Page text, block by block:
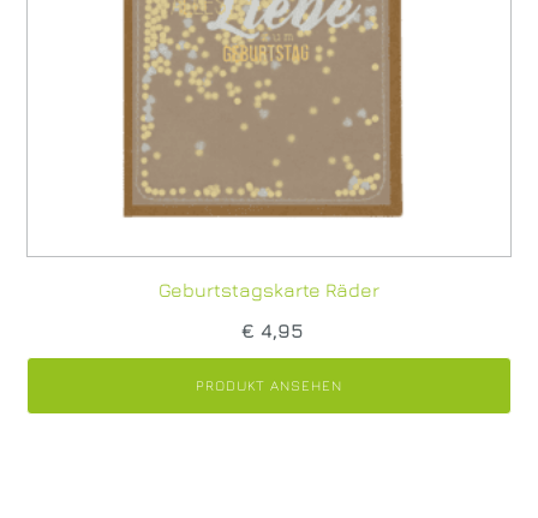
Geburtstagskarte Räder
€ 4,95
PRODUKT ANSEHEN